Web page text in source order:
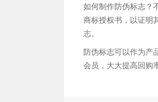
如何制作防伪标志？
商标授权书，以证明
志。
防伪标志可以作为产
会员，大大提高回购